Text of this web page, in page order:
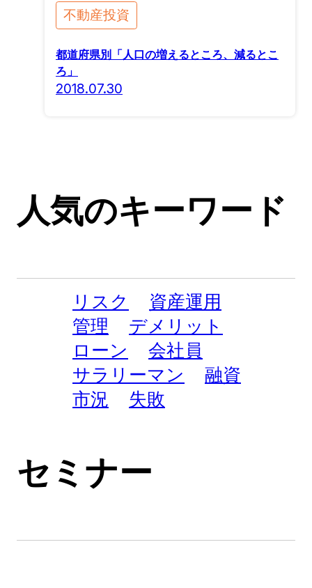
不動産投資
都道府県別「人口の増えるところ、減るとこ
ろ」
2018.07.30
人気のキーワード
リスク
資産運用
管理
デメリット
ローン
会社員
サラリーマン
融資
市況
失敗
セミナー